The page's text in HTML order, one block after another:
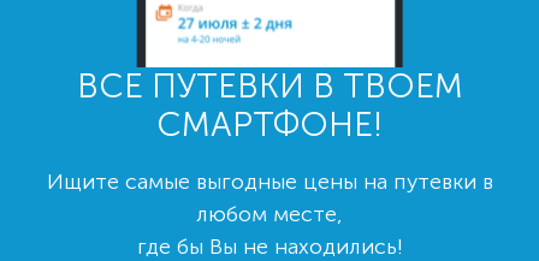
ВСЕ ПУТЕВКИ В ТВОЕМ
СМАРТФОНЕ!
Ищите самые выгодные цены на путевки в
любом месте,
где бы Вы не находились!